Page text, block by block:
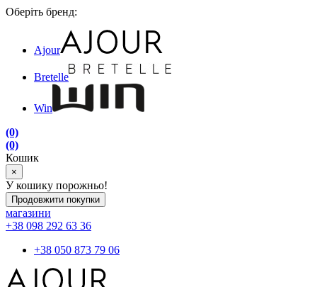
Оберіть бренд:
Ajour
Bretelle
Win
(0)
(0)
Кошик
×
У кошику порожньо!
Продовжити покупки
магазини
+38 098 292 63 36
+38 050 873 79 06